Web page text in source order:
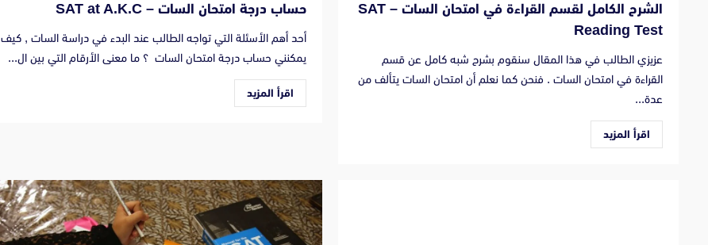
الشرح الكامل لقسم القراءة في امتحان السات – SAT
Reading Test
عزيزي الطالب في هذا المقال سنقوم بشرح شبه كامل عن قسم
القراءة في امتحان السات . فنحن كما نعلم أن امتحان السات يتألف من
عدة...
اقرأ المزيد
حساب درجة امتحان السات – SAT at A.K.C
أحد أهم الأسئلة التي تواجه الطالب عند البدء في دراسة السات , كيف
يمكنني حساب درجة امتحان السات ؟ ما معنى الأرقام التي بين ال...
اقرأ المزيد